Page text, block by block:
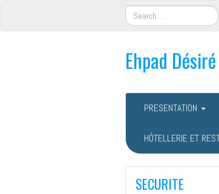
Ehpad
PRESENTATION
HÔTELLERIE ET
SECURITE